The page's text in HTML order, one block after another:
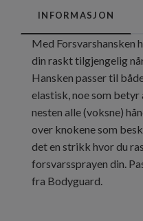
INFORMASJON
Med Forsvarshansken
din raskt tilgjengelig
Hansken passer til
elastisk, noe som
nesten alle (voksne)
over knokene som
det en strikk hvor du
forsvarssprayen din.
fra Bodyguard.